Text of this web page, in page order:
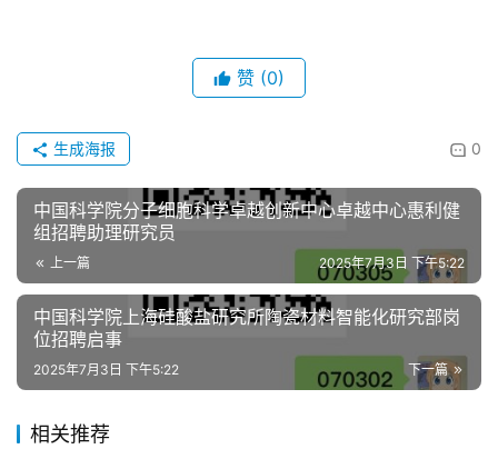
赞 (0)
0
生成海报
中国科学院分子细胞科学卓越创新中心卓越中心惠利健
组招聘助理研究员
上一篇 2025年7月3日 下午5:22
中国科学院上海硅酸盐研究所陶瓷材料智能化研究部岗
位招聘启事
下一篇
2025年7月3日 下午5:22
相关推荐